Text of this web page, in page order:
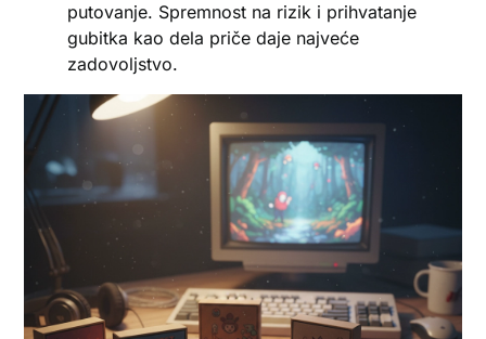
putovanje. Spremnost na rizik i prihvatanje
gubitka kao dela priče daje najveće
zadovoljstvo.